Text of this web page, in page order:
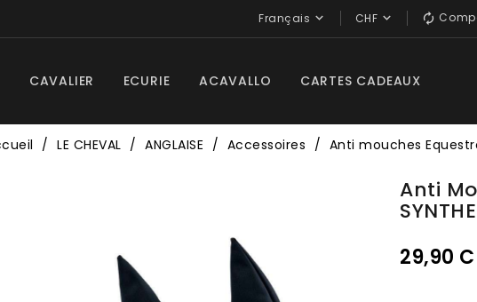

CHF 
Français 
CAVALIER ECURIE ACAVALLO CARTES CADEAUX
LE CHEVAL ANGLAISE Accessoires Anti mouches Equestro
Anti
29,90